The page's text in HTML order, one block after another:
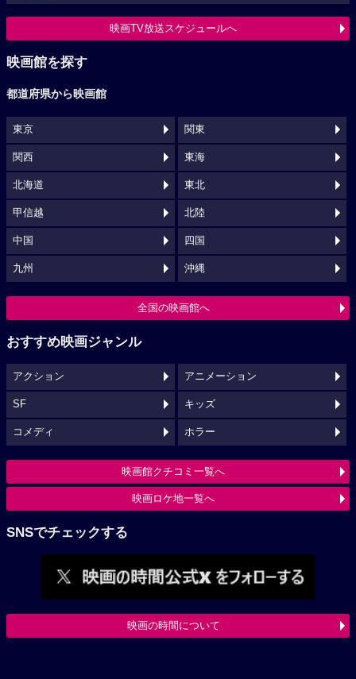
映画TV放送スケジュールへ
映画館を探す
都道府県から映画館
東京 関東
関西 東海
北海道 東北
甲信越 北陸
中国 四国
九州 沖縄
全国の映画館へ
おすすめ映画ジャンル
アクション アニメーション
SF キッズ
コメディ ホラー
映画館クチコミ一覧へ
映画ロケ地一覧へ
SNSでチェックする
映画の時間について